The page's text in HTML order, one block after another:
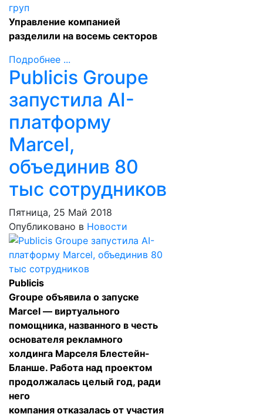
Управление компанией
разделили на восемь секторов
Подробнее ...
Publicis Groupe
запустила AI-
платформу
Marcel,
объединив 80
тыс сотрудников
Пятница, 25 Май 2018
Опубликовано в Новости
Publicis
Groupe объявила о запуске
Marcel — виртуального
помощника, названного в честь
основателя рекламного
холдинга Марселя Блестейн-
Бланше. Работа над проектом
продолжалась целый год, ради
него
компания отказалась от участия